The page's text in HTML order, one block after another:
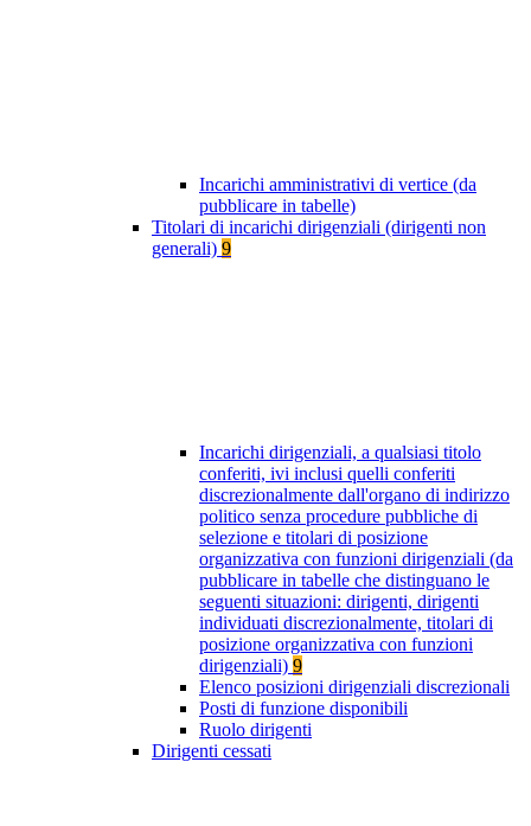
Incarichi amministrativi di vertice (da
pubblicare in tabelle)
Titolari di incarichi dirigenziali (dirigenti non
generali) 9
Incarichi dirigenziali, a qualsiasi titolo
conferiti, ivi inclusi quelli conferiti
discrezionalmente dall'organo di indirizzo
politico senza procedure pubbliche di
selezione e titolari di posizione
organizzativa con funzioni dirigenziali (da
pubblicare in tabelle che distinguano le
seguenti situazioni: dirigenti, dirigenti
individuati discrezionalmente, titolari di
posizione organizzativa con funzioni
dirigenziali) 9
Elenco posizioni dirigenziali discrezionali
Posti di funzione disponibili
Ruolo dirigenti
Dirigenti cessati